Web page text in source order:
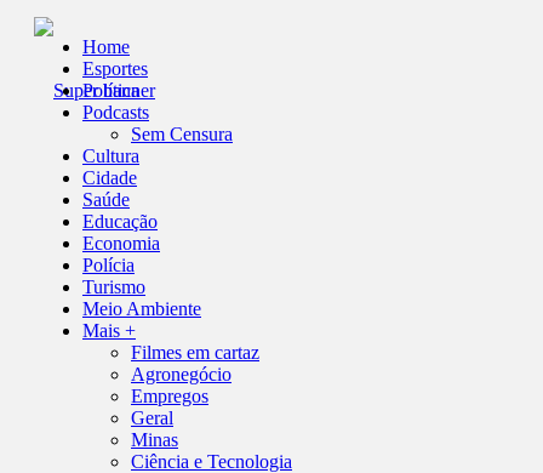
Home
Esportes
Política
Podcasts
Sem Censura
Cultura
Cidade
Saúde
Educação
Economia
Polícia
Turismo
Meio Ambiente
Mais +
Filmes em cartaz
Agronegócio
Empregos
Geral
Minas
Ciência e Tecnologia